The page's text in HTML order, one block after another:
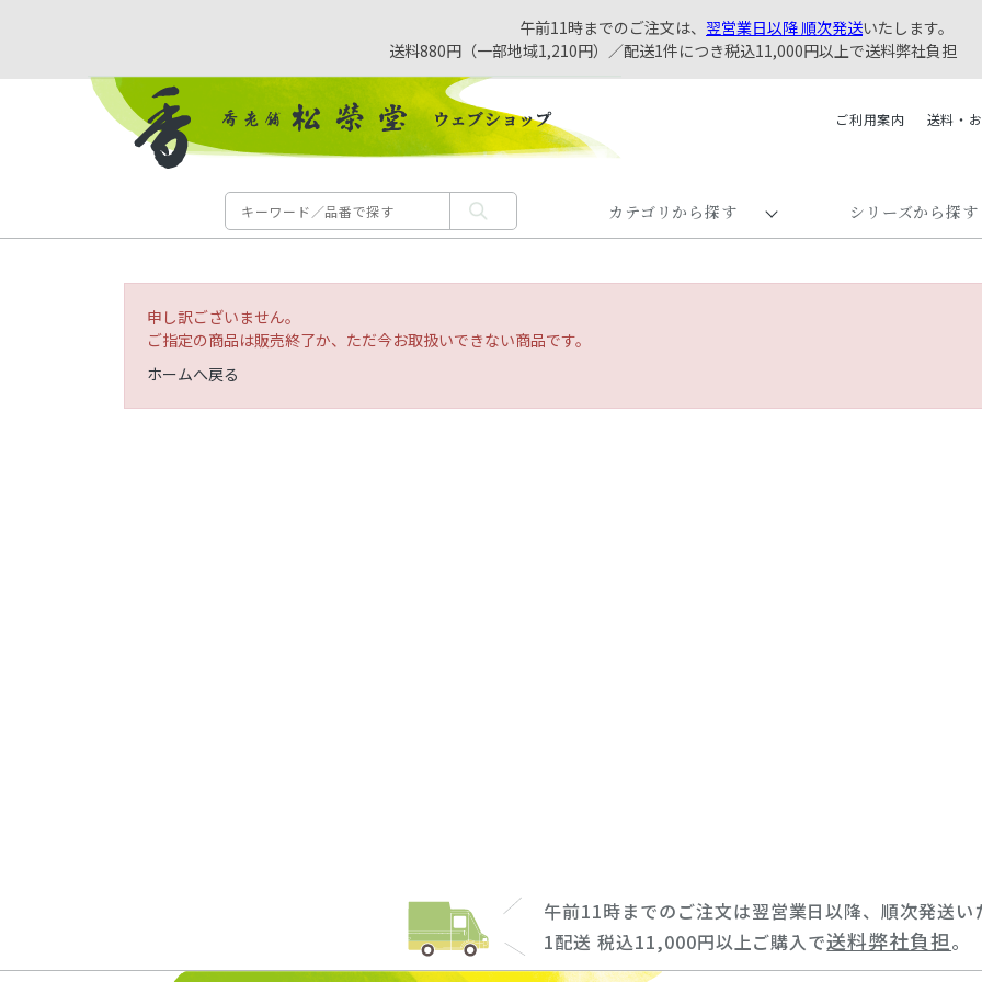
午前11時までのご注文は、 翌営業日以降 順次発送いたします。
送料880円（一部地域1,210円）／配送1件につき税込11,000円以上で送料弊社負担
ご利用案内 送料・
カテゴリから探す シリーズから探す
申し訳ございません。
ご指定の商品は販売終了か、ただ今お取扱いできない商品です。
ホームへ戻る
午前11時までのご注文は翌営業日以降、順次発送い
1配送 税込11,000円以上ご購入で送料弊社負担。